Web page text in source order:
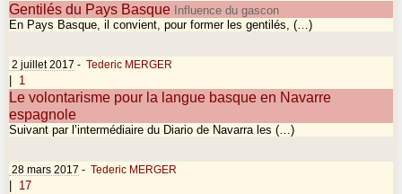
Gentilés du Pays Basque Influence du gascon
En Pays Basque, il convient, pour former les gentilés, (…)
2 juillet 2017 - Tederic MERGER
1
Le volontarisme pour la langue basque en Navarre
espagnole
Suivant par l’intermédiaire du Diario de Navarra les (…)
28 mars 2017 - Tederic MERGER
17